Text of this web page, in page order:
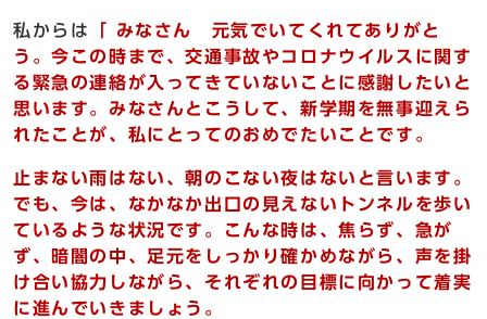
私からは
「 みなさん 元気でいてくれてありがと
う。今この時まで、交通事故やコロナウイルスに関す
る緊急の連絡が入ってきていないことに感謝したいと
思います。みなさんとこうして、新学期を無事迎えら
れたことが、私にとってのおめでたいことです。
止まない雨はない、朝のこない夜はないと言います。
でも、今は、なかなか出口の見えないトンネルを歩い
ているような状況です。こんな時は、焦らず、急が
ず、暗闇の中、足元をしっかり確かめながら、声を掛
け合い協力しながら、それぞれの目標に向かって着実
に進んでいきましょう。